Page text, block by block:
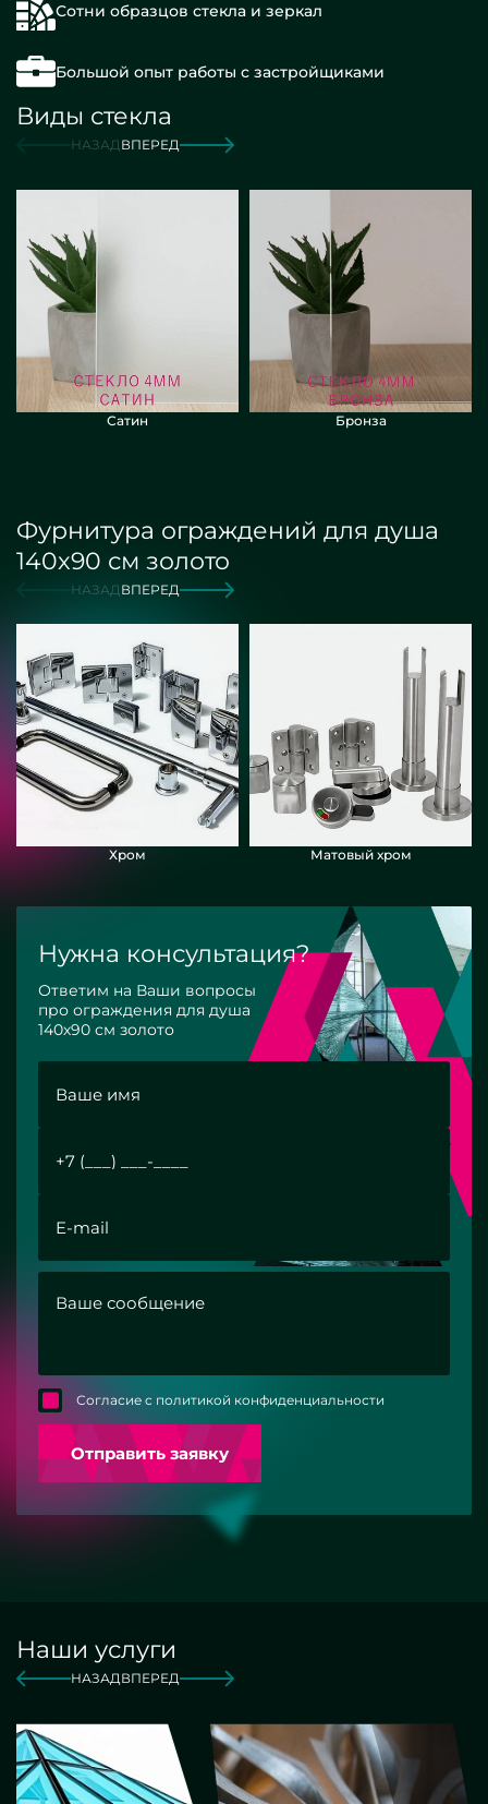
Сотни образцов стекла и зеркал
Большой опыт работы с застройщиками
Виды стекла
НАЗАДВПЕРЕД
Сатин Бронза
Фурнитура ограждений для душа
140х90 см золото
НАЗАДВПЕРЕД
Хром Матовый хром
Нужна консультация?
Ответим на Ваши вопросы
про ограждения для душа
140х90 см золото
Согласие с политикой конфиденциальности
Отправить заявку
Наши услуги
НАЗАДВПЕРЕД